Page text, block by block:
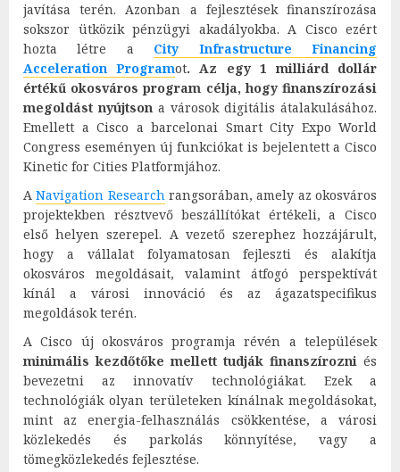
javítása terén. Azonban a fejlesztések finanszírozása
sokszor ütközik pénzügyi akadályokba. A Cisco ezért
hozta létre a City Infrastructure Financing
Acceleration Programot.Az egy 1 milliárd dollár
értékű okosváros program célja, hogy finanszírozási
megoldást nyújtson a városok digitális átalakulásához.
Emellett a Cisco a barcelonai Smart City Expo World
Congress eseményen új funkciókat is bejelentett a Cisco
Kinetic for Cities Platformjához.
ANavigation Researchrangsorában, amely az okosváros
projektekben résztvevő beszállítókat értékeli, a Cisco
első helyen szerepel. A vezető szerephez hozzájárult,
hogy a vállalat folyamatosan fejleszti és alakítja
okosváros megoldásait, valamint átfogó perspektívát
kínál a városi innováció és az ágazatspecifikus
megoldások terén.
A Cisco új okosváros programja révén a települések
minimális kezdőtőke mellett tudják finanszírozni és
bevezetni az innovatív technológiákat. Ezek a
technológiák olyan területeken kínálnak megoldásokat,
mint az energia-felhasználás csökkentése, a városi
közlekedés és parkolás könnyítése, vagy a
tömegközlekedés fejlesztése.